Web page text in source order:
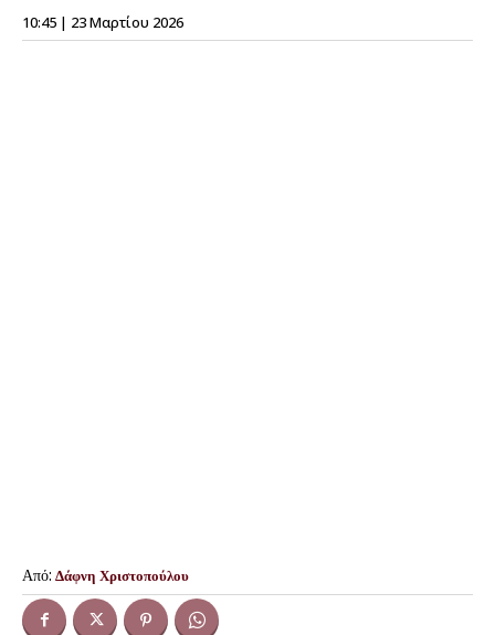
10:45 | 23 Μαρτίου 2026
Από: Δάφνη Χριστοπούλου